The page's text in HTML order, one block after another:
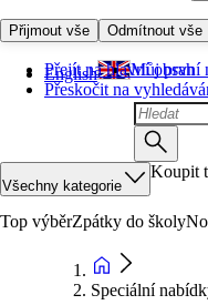
Přijmout vše Odmítnout vše
Přejít na hlavní obsah
Přeskočit na
English Můj první
Všechny kategorie
Koupit
Top výběrZpátky do školy
Speciální